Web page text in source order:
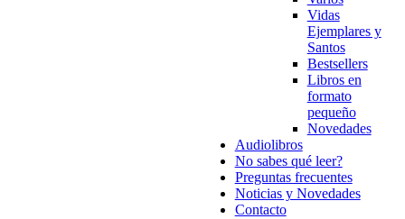
Vidas
Ejemplares y
Santos
Bestsellers
Libros en
formato
pequeño
Novedades
Audiolibros
No sabes qué leer?
Preguntas frecuentes
Noticias y Novedades
Contacto